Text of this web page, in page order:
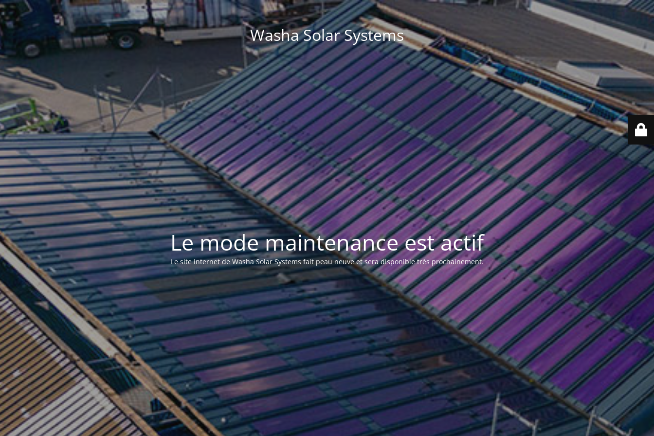
Washa Solar Systems
Le mode maintenance est actif
Le site internet de Washa Solar Systems fait peau neuve et sera disponible très prochainement.